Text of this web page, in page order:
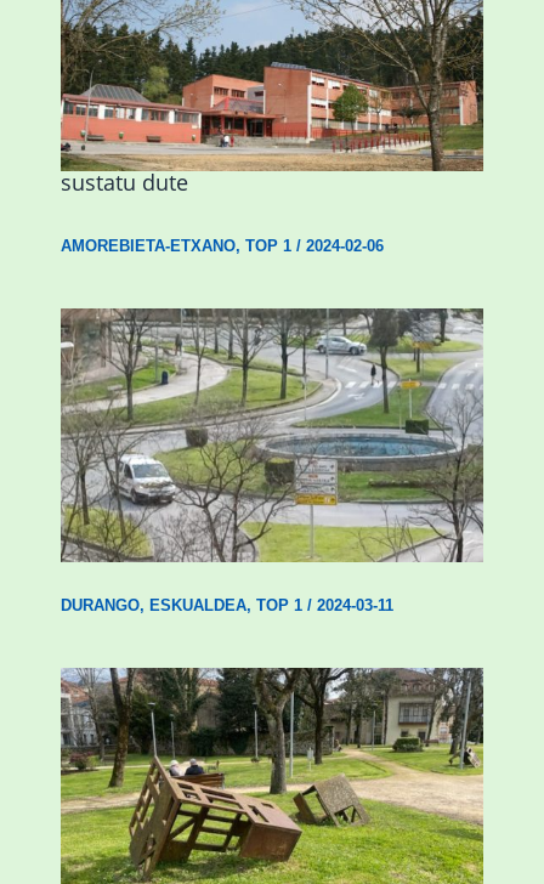
Amorebietak eta Eusko Jaurlaritzak
Urritxen institutu berri bat eraikitzea
sustatu dute
AMOREBIETA-ETXANO, TOP 1/ 2024-02-06
Durangok hilabete honetan amaituko
ditu Euskadi iturria berritzeko lanak
DURANGO, ESKUALDEA, TOP 1/ 2024-03-11
Gerediagak Durangoko aire zabaleko